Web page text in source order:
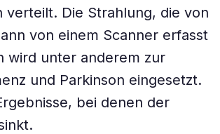
verteilt. Die Strahlung, die von
von einem Scanner erfasst
wird unter anderem zur
und Parkinson eingesetzt.
bei denen der